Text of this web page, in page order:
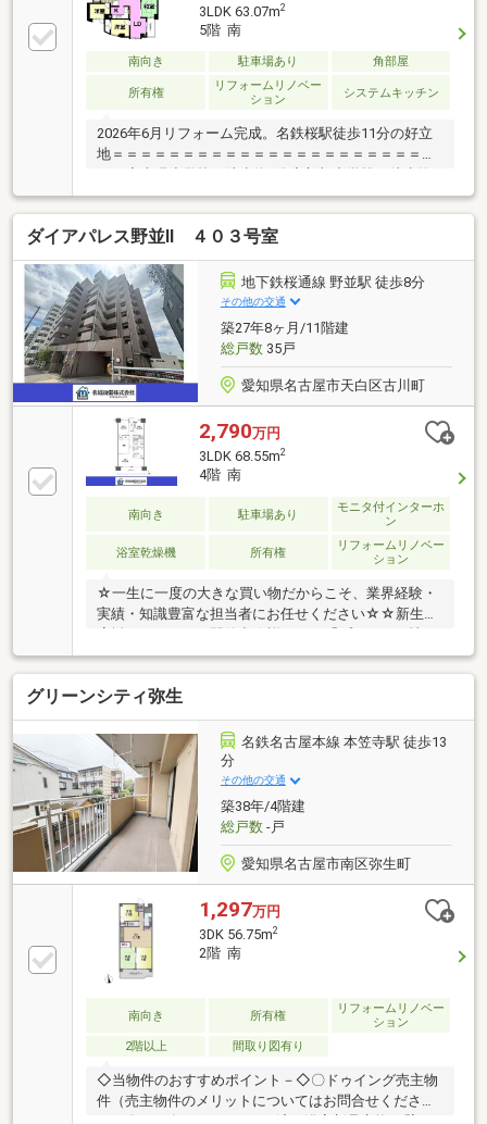
3LDK 63.07m2
5階 南
南向き 駐車場あり 角部屋
所有権
リフォームリノベー
ション
システムキッチン
2026年6月リフォーム完成。名鉄桜駅徒歩11分の好立
地＝＝＝＝＝＝＝＝＝＝＝＝＝＝＝＝＝＝＝＝＝＝＝
分◇ヤマダイ呼続店：徒歩約11分◇やくし整形クリニ
ック：徒歩約4分◇呼続公園：徒歩約7分◆幼稚園・公
園・スーパー近く、家族で暮らしやすい立地◆南向き
の3LDK！◆公園近くで子育てしやすい住環境＝＝＝＝
＝＝＝＝＝＝＝＝＝＝＝＝＝＝＝＝＝＝＝＝＝＼見る
だけ聞くだけOK／資金効率が良くなるローンの組み方
教えます。ネット未公開、水面下情報多数あります。
ほかのページで気になる物件もご相談ください。
ダイアパレス野並Ⅱ ４０３号室
地下鉄桜通線 野並駅 徒歩8分
その他の交通
築27年8ヶ月/11階建
総戸数35戸
愛知県名古屋市天白区古川町
2,790万円
3LDK 68.55m2
4階 南
南向き 駐車場あり
モニタ付インターホ
ン
浴室乾燥機 所有権
リフォームリノベー
ション
☆一生に一度の大きな買い物だからこそ、業界経験・
実績・知識豊富な担当者にお任せください☆☆新生活
報」をご覧ください！■[随時開催]住宅ローン相談会■
住宅ローン→ご不安の方・ご心配な方お気軽にご相談
ください！住宅ローン通過実績多数！業界経験・実
績・知識豊富な担当者がお客様に最適な住宅ローン提
案を実現！過去の延滞や借入、自己破産の経験などど
んな方でも諦める前にぜひご相談下さい！☆まずはお
気軽にお問合せください☆【資料請求】⇒「資料請求
する(無料)」をクリック！【現地ご見学】⇒「見学予
約する(無料)」をクリック！⇒即時『ご予約確定』
グリーンシティ弥生
名鉄名古屋本線 本笠寺駅 徒歩13
分
その他の交通
築38年/4階建
総戸数-戸
愛知県名古屋市南区弥生町
1,297万円
3DK 56.75m2
2階 南
南向き 所有権
リフォームリノベー
ション
2階以上
間取り図有り
◇当物件のおすすめポイント－◇〇ドゥイング売主物
件（売主物件のメリットについてはお問合せくださ